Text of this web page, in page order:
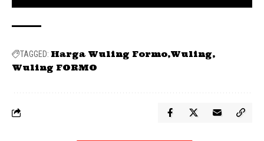
TAGGED: Harga Wuling Formo Wuling
Wuling FORMO